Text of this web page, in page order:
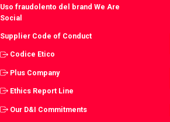
Uso fraudolento del brand We Are
Social
Supplier Code of Conduct
Codice Etico
Plus Company
Ethics Report Line
Our D&I Commitments